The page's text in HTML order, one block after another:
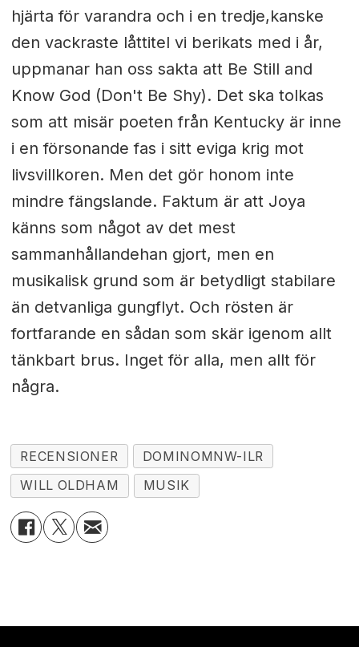
hjärta för varandra och i en tredje,kanske
den vackraste låttitel vi berikats med i år,
uppmanar han oss sakta att Be Still and
Know God (Don't Be Shy). Det ska tolkas
som att misär poeten från Kentucky är inne
i en försonande fas i sitt eviga krig mot
livsvillkoren. Men det gör honom inte
mindre fängslande. Faktum är att Joya
känns som något av det mest
sammanhållandehan gjort, men en
musikalisk grund som är betydligt stabilare
än detvanliga gungflyt. Och rösten är
fortfarande en sådan som skär igenom allt
tänkbart brus. Inget för alla, men allt för
några.
RECENSIONER
DOMINOMNW-ILR
WILL OLDHAM
MUSIK